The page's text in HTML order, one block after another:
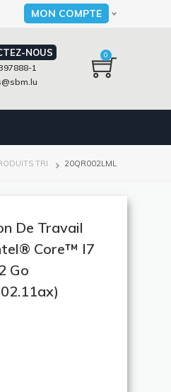
Select your language
MON COMPTE
NOUS
1
0
TRI 20QR002LML
De Travail
Core™ I7
Go